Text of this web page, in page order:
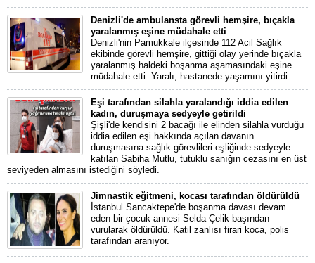
Denizli'de ambulansta görevli hemşire, bıçakla
yaralanmış eşine müdahale etti
Denizli'nin Pamukkale ilçesinde 112 Acil Sağlık
ekibinde görevli hemşire, gittiği olay yerinde bıçakla
yaralanmış haldeki boşanma aşamasındaki eşine
müdahale etti. Yaralı, hastanede yaşamını yitirdi.
Eşi tarafından silahla yaralandığı iddia edilen
kadın, duruşmaya sedyeyle getirildi
Şişli'de kendisini 2 bacağı ile elinden silahla vurduğu
iddia edilen eşi hakkında açılan davanın
duruşmasına sağlık görevlileri eşliğinde sedyeyle
katılan Sabiha Mutlu, tutuklu sanığın cezasını en üst
seviyeden almasını istediğini söyledi.
Jimnastik eğitmeni, kocası tarafından öldürüldü
İstanbul Sancaktepe'de boşanma davası devam
eden bir çocuk annesi Selda Çelik başından
vurularak öldürüldü. Katil zanlısı firari koca, polis
tarafından aranıyor.